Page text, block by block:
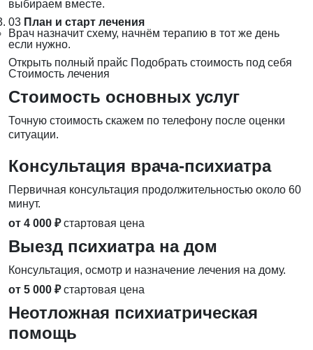
выбираем вместе.
03 План и старт лечения
Врач назначит схему, начнём терапию в тот же день
если нужно.
Открыть полный прайс Подобрать стоимость под себя
Стоимость лечения
Стоимость основных услуг
Точную стоимость скажем по телефону после оценки
ситуации.
Консультация врача-психиатра
Первичная консультация продолжительностью около 60
минут.
от 4 000 ₽ стартовая цена
Выезд психиатра на дом
Консультация, осмотр и назначение лечения на дому.
от 5 000 ₽ стартовая цена
Неотложная психиатрическая
помощь